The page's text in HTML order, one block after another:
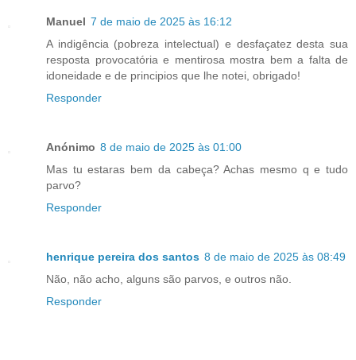
Manuel 7 de maio de 2025 às 16:12
A indigência (pobreza intelectual) e desfaçatez desta sua
resposta provocatória e mentirosa mostra bem a falta de
idoneidade e de principios que lhe notei, obrigado!
Responder
Anónimo 8 de maio de 2025 às 01:00
Mas tu estaras bem da cabeça? Achas mesmo q e tudo
parvo?
Responder
henrique pereira dos santos 8 de maio de 2025 às 08:49
Não, não acho, alguns são parvos, e outros não.
Responder